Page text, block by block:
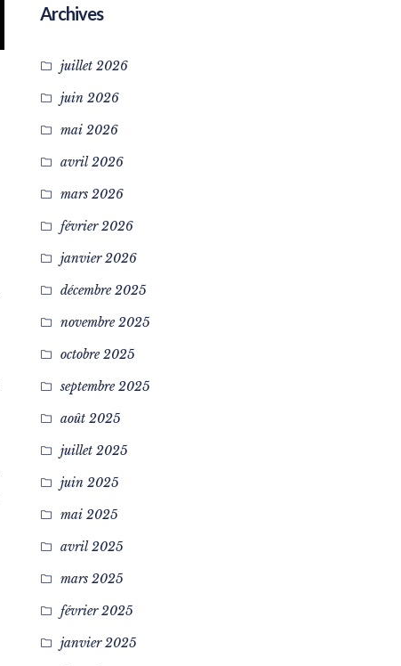
Archives
juillet 2026
juin 2026
mai 2026
avril 2026
mars 2026
février 2026
janvier 2026
décembre 2025
novembre 2025
octobre 2025
septembre 2025
août 2025
juillet 2025
juin 2025
mai 2025
avril 2025
mars 2025
février 2025
janvier 2025